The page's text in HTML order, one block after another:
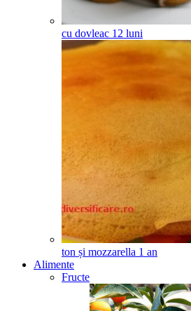
cu dovleac 12 luni
ton și mozzarella 1 an
Alimente
Fructe